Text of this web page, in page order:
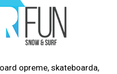
opreme, skateboarda,